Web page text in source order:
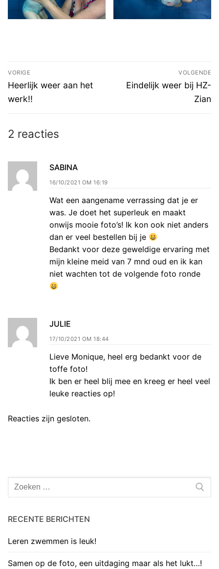
Bericht
navigatie
VORIGE
Vorig
bericht:
Heerlijk weer aan het
werk!!
VOLGENDE
Volgend
Eindelijk weer bij HZ-
Zian
2 reacties
SABINA
16/10/2021 OM 16:19
Wat een aangename verrassing dat je er
was. Je doet het superleuk en maakt
onwijs mooie foto’s! Ik kon ook niet anders
dan er veel bestellen bij je
Bedankt voor deze geweldige ervaring met
mijn kleine meid van 7 mnd oud en ik kan
niet wachten tot de volgende foto ronde
JULIE
17/10/2021 OM 18:44
Lieve Monique, heel erg bedankt voor de
toffe foto!
Ik ben er heel blij mee en kreeg er heel veel
leuke reacties op!
Reacties zijn gesloten.
Zoeken
naar:
RECENTE BERICHTEN
Leren zwemmen is leuk!
Samen op de foto, een uitdaging maar als het lukt…!